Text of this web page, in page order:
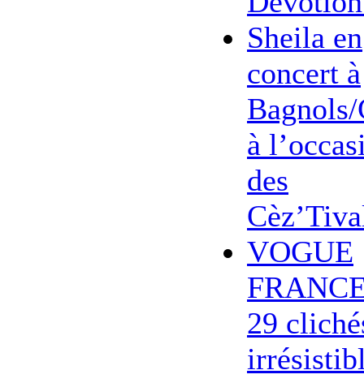
Sheila en
concert à
Bagnols/
à
des
VOGUE
29